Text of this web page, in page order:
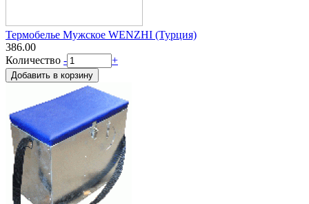
Термобелье Мужское WENZHI (Турция)
386.00
Количество - +